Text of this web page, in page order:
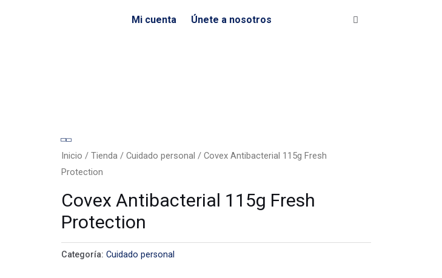
Mi cuenta Únete a nosotros
Inicio /Tienda /Cuidado personal / Covex Antibacterial 115g Fresh
Protection
Covex Antibacterial 115g Fresh
Protection
Categoría:Cuidado personal